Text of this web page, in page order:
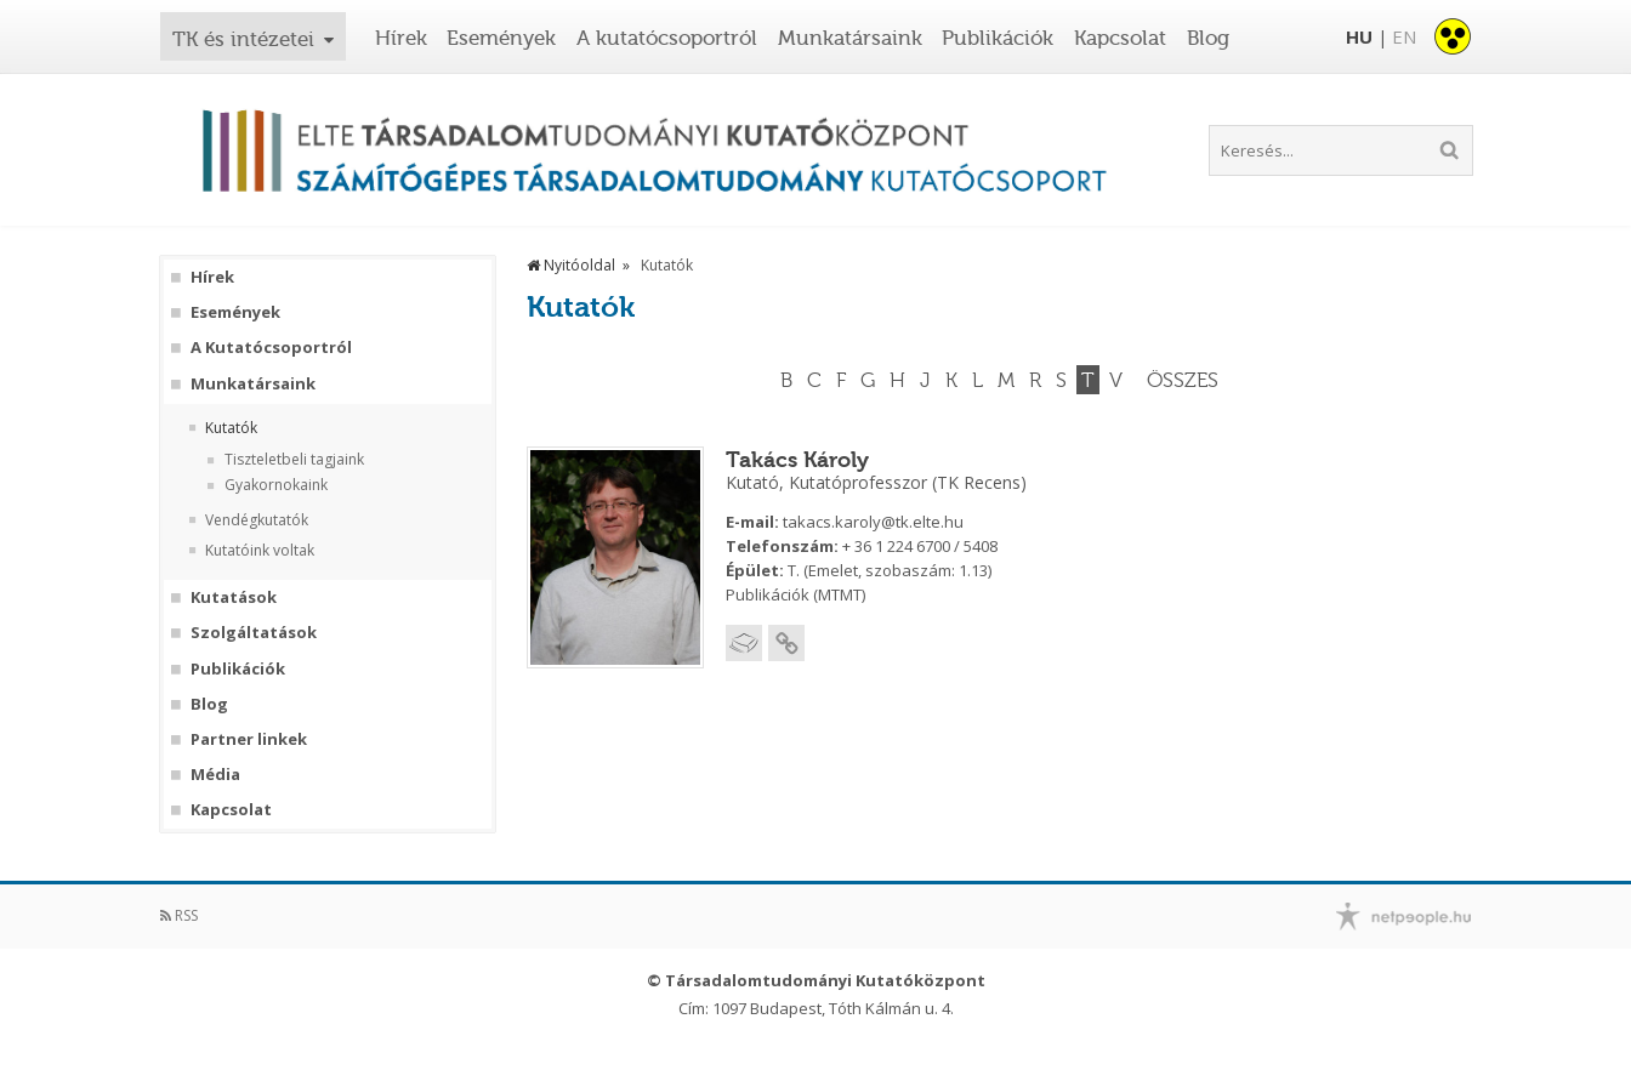
TK és intézetei Hírek Események A kutatócsoportról Munkatársaink Publikációk Kapcsolat Blog HU | EN
Hírek
Események
A Kutatócsoportról
Munkatársaink
Kutatók
Tiszteletbeli tagjaink
Gyakornokaink
Vendégkutatók
Kutatóink voltak
Kutatások
Szolgáltatások
Publikációk
Blog
Partner linkek
Média
Kapcsolat
Nyitóoldal Kutatók
Kutatók
B C F G H J K L M R S T V ÖSSZES
Takács Károly
Kutató, Kutatóprofesszor (TK Recens)
E-mail: takacs.karoly@tk.elte.hu
Telefonszám: + 36 1 224 6700 / 5408
Épület: T. (Emelet, szobaszám: 1.13)
Publikációk (MTMT)
RSS
© Társadalomtudományi Kutatóközpont
Cím: 1097 Budapest, Tóth Kálmán u. 4.